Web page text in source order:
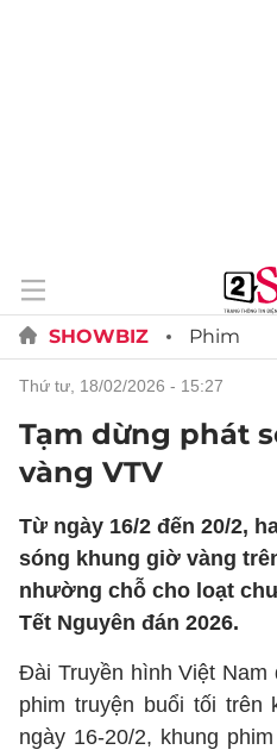
SHOWBIZ Phim
thứ tư, 18/02/2026 - 15:27
Tạm dừng phát
vàng VTV
Từ ngày 16/2 đến 20/2,
sóng khung giờ vàng
nhường chỗ cho loạt
Tết Nguyên đán 2026.
Đài Truyền hình Việt Nam
phim truyện buổi tối trên
ngày 16-20/2, khung